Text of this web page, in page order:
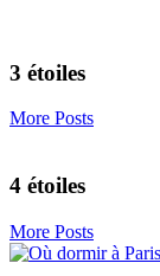
3 étoiles
More Posts
4 étoiles
More Posts